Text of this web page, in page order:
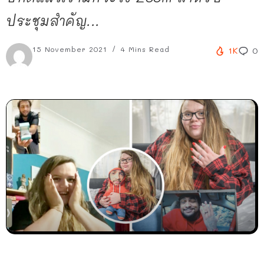
ประชุมสำคัญ...
15 November 2021 4 Mins Read 1K 0